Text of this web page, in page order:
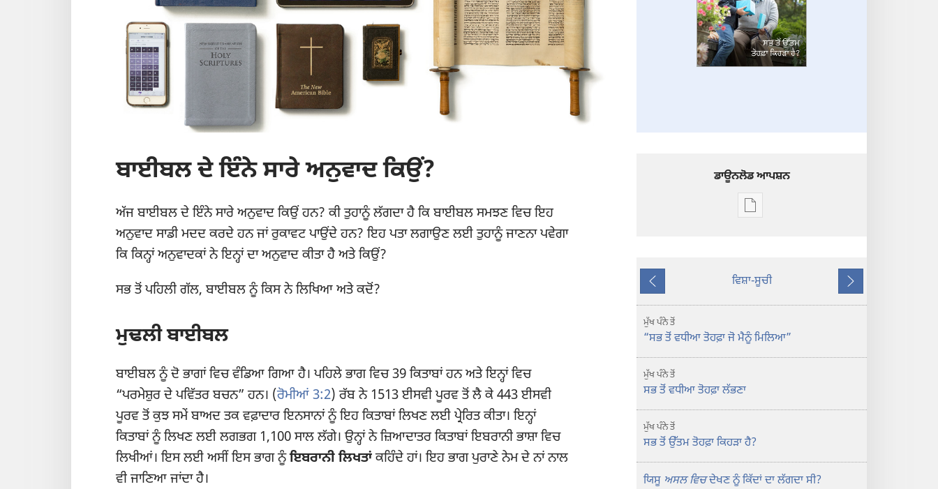
ਬਾਈਬਲ ਦੇ ਇੰਨੇ ਸਾਰੇ ਅਨੁਵਾਦ ਕਿਉਂ?
ਅੱਜ ਬਾਈਬਲ ਦੇ ਇੰਨੇ ਸਾਰੇ ਅਨੁਵਾਦ ਕਿਉਂ ਹਨ? ਕੀ ਤੁਹਾਨੂੰ ਲੱਗਦਾ ਹੈ ਕਿ ਬਾਈਬਲ ਸਮਝਣ ਵਿਚ ਇਹ
ਅਨੁਵਾਦ ਸਾਡੀ ਮਦਦ ਕਰਦੇ ਹਨ ਜਾਂ ਰੁਕਾਵਟ ਪਾਉਂਦੇ ਹਨ? ਇਹ ਪਤਾ ਲਗਾਉਣ ਲਈ ਤੁਹਾਨੂੰ ਜਾਣਨਾ ਪਵੇਗਾ
ਕਿ ਕਿਨ੍ਹਾਂ ਅਨੁਵਾਦਕਾਂ ਨੇ ਇਨ੍ਹਾਂ ਦਾ ਅਨੁਵਾਦ ਕੀਤਾ ਹੈ ਅਤੇ ਕਿਉਂ?
ਸਭ ਤੋਂ ਪਹਿਲੀ ਗੱਲ, ਬਾਈਬਲ ਨੂੰ ਕਿਸ ਨੇ ਲਿਖਿਆ ਅਤੇ ਕਦੋਂ?
ਮੁਢਲੀ ਬਾਈਬਲ
ਬਾਈਬਲ ਨੂੰ ਦੋ ਭਾਗਾਂ ਵਿਚ ਵੰਡਿਆ ਗਿਆ ਹੈ। ਪਹਿਲੇ ਭਾਗ ਵਿਚ 39 ਕਿਤਾਬਾਂ ਹਨ ਅਤੇ ਇਨ੍ਹਾਂ ਵਿਚ
“ਪਰਮੇਸ਼ੁਰ ਦੇ ਪਵਿੱਤਰ ਬਚਨ” ਹਨ। (ਰੋਮੀਆਂ 3:2) ਰੱਬ ਨੇ 1513 ਈਸਵੀ ਪੂਰਵ ਤੋਂ ਲੈ ਕੇ 443 ਈਸਵੀ
ਪੂਰਵ ਤੋਂ ਕੁਝ ਸਮੇਂ ਬਾਅਦ ਤਕ ਵਫ਼ਾਦਾਰ ਇਨਸਾਨਾਂ ਨੂੰ ਇਹ ਕਿਤਾਬਾਂ ਲਿਖਣ ਲਈ ਪ੍ਰੇਰਿਤ ਕੀਤਾ। ਇਨ੍ਹਾਂ
ਕਿਤਾਬਾਂ ਨੂੰ ਲਿਖਣ ਲਈ ਲਗਭਗ 1,100 ਸਾਲ ਲੱਗੇ। ਉਨ੍ਹਾਂ ਨੇ ਜ਼ਿਆਦਾਤਰ ਕਿਤਾਬਾਂ ਇਬਰਾਨੀ ਭਾਸ਼ਾ ਵਿਚ
ਲਿਖੀਆਂ। ਇਸ ਲਈ ਅਸੀਂ ਇਸ ਭਾਗ ਨੂੰਇਬਰਾਨੀ ਲਿਖਤਾਂਕਹਿੰਦੇ ਹਾਂ। ਇਹ ਭਾਗ ਪੁਰਾਣੇ ਨੇਮ ਦੇ ਨਾਂ ਨਾਲ
ਵੀ ਜਾਣਿਆ ਜਾਂਦਾ ਹੈ।
ਡਾਊਨਲੋਡ ਆਪਸ਼ਨ
ਡਿਜੀਟਲ
ਆਪਸ਼ਨ
ਤੋਂ
ਪਿਛਲਾ
ਵਿਸ਼ਾ-ਸੂਚੀ
ਅਗਲਾ
ਮੁੱਖ ਪੰਨੇ ਤੋਂ
“ਸਭ ਤੋਂ ਵਧੀਆ ਤੋਹਫ਼ਾ ਜੋ ਮੈਨੂੰ ਮਿਲਿਆ”
ਮੁੱਖ ਪੰਨੇ ਤੋਂ
ਸਭ ਤੋਂ ਵਧੀਆ ਤੋਹਫ਼ਾ ਲੱਭਣਾ
ਮੁੱਖ ਪੰਨੇ ਤੋਂ
ਸਭ ਤੋਂ ਉੱਤਮ ਤੋਹਫ਼ਾ ਕਿਹੜਾ ਹੈ?
ਯਿਸੂ ਅਸਲ ਵਿਚਦੇਖਣ ਨੂੰ ਕਿੱਦਾਂ ਦਾ ਲੱਗਦਾ ਸੀ?